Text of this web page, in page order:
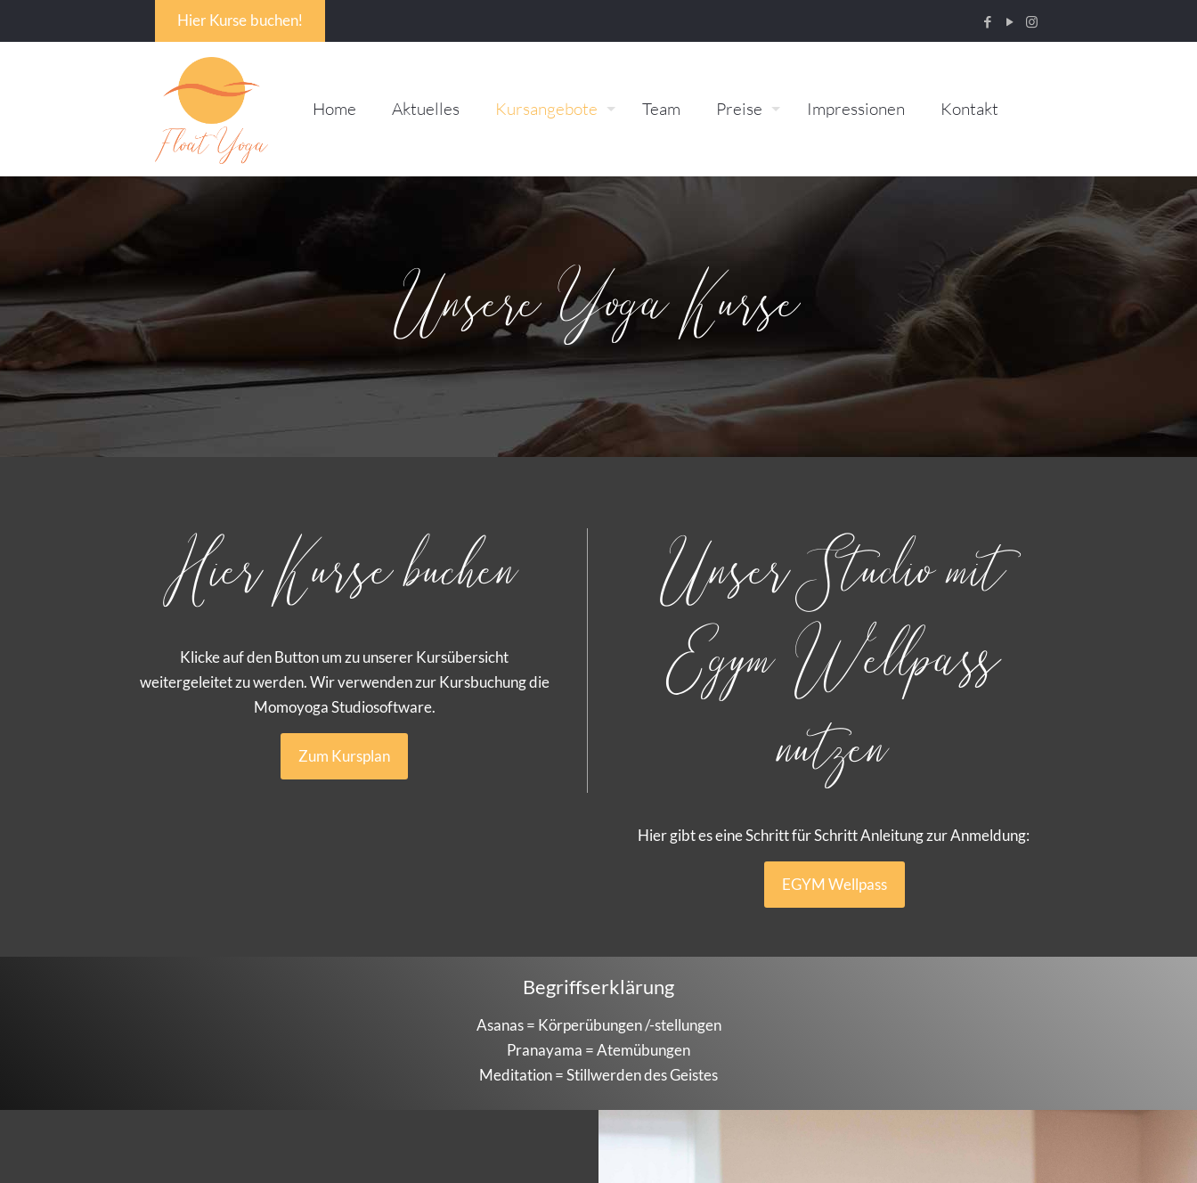
Hier Kurse buchen!
Home Aktuelles Kursangebote Team Preise Impressionen Kontakt
Unsere Yoga Kurse
Hier Kurse buchen
Klicke auf den Button um zu unserer Kursübersicht
weitergeleitet zu werden. Wir verwenden zur Kursbuchung die
Momoyoga Studiosoftware.
Zum Kursplan
Unser Studio mit
Egym Wellpass
nutzen
Hier gibt es eine Schritt für Schritt Anleitung zur Anmeldung:
EGYM Wellpass
Begriffserklärung
Asanas = Körperübungen /-stellungen
Pranayama = Atemübungen
Meditation = Stillwerden des Geistes